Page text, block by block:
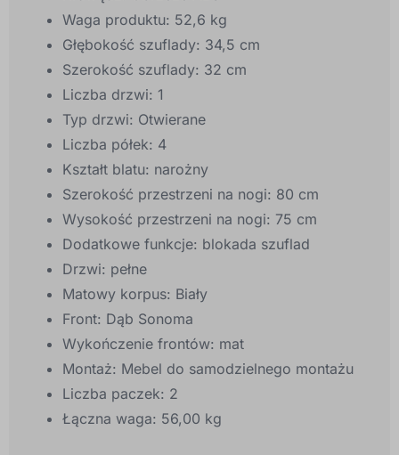
Waga produktu: 52,6 kg
Głębokość szuflady: 34,5 cm
Szerokość szuflady: 32 cm
Liczba drzwi: 1
Typ drzwi: Otwierane
Liczba półek: 4
Kształt blatu: narożny
Szerokość przestrzeni na nogi: 80 cm
Wysokość przestrzeni na nogi: 75 cm
Dodatkowe funkcje: blokada szuflad
Drzwi: pełne
Matowy korpus: Biały
Front: Dąb Sonoma
Wykończenie frontów: mat
Montaż: Mebel do samodzielnego montażu
Liczba paczek: 2
Łączna waga: 56,00 kg